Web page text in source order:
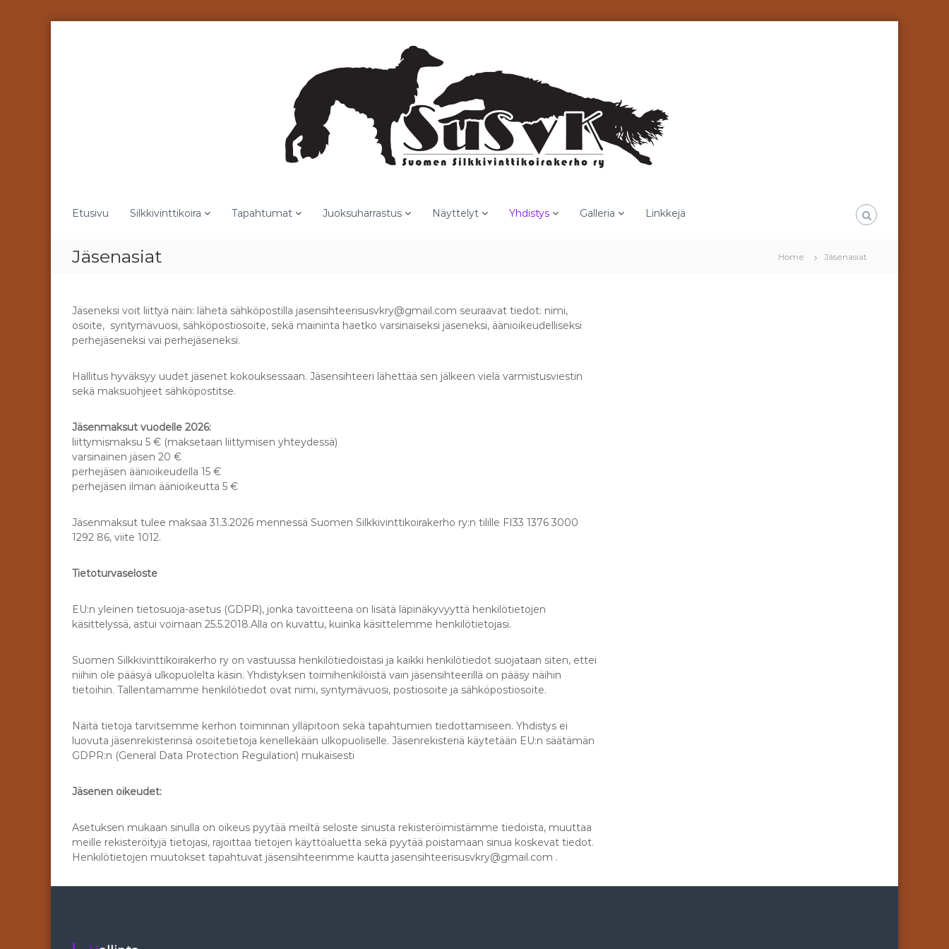
Etusivu Silkkivinttikoira Tapahtumat Juoksuharrastus Näyttelyt Yhdistys Galleria Linkkejä
Jäsenasiat Home Jäsenasiat
Jäseneksi voit liittyä näin: lähetä sähköpostilla jasensihteerisusvkry@gmail.com seuraavat tiedot: nimi,
osoite, syntymävuosi, sähköpostiosoite, sekä maininta haetko varsinaiseksi jäseneksi, äänioikeudelliseksi
perhejäseneksi vai perhejäseneksi.
Hallitus hyväksyy uudet jäsenet kokouksessaan. Jäsensihteeri lähettää sen jälkeen vielä varmistusviestin
sekä maksuohjeet sähköpostitse.
Jäsenmaksut vuodelle 2026:
liittymismaksu 5 € (maksetaan liittymisen yhteydessä)
varsinainen jäsen 20 €
perhejäsen äänioikeudella 15 €
perhejäsen ilman äänioikeutta 5 €
Jäsenmaksut tulee maksaa 31.3.2026 mennessä Suomen Silkkivinttikoirakerho ry:n tilille FI33 1376 3000
1292 86, viite 1012.
Tietoturvaseloste
EU:n yleinen tietosuoja-asetus (GDPR), jonka tavoitteena on lisätä läpinäkyvyyttä henkilötietojen
käsittelyssä, astui voimaan 25.5.2018.Alla on kuvattu, kuinka käsittelemme henkilötietojasi.
Suomen Silkkivinttikoirakerho ry on vastuussa henkilötiedoistasi ja kaikki henkilötiedot suojataan siten, ettei
niihin ole pääsyä ulkopuolelta käsin. Yhdistyksen toimihenkilöistä vain jäsensihteerillä on pääsy näihin
tietoihin. Tallentamamme henkilötiedot ovat nimi, syntymävuosi, postiosoite ja sähköpostiosoite.
Näitä tietoja tarvitsemme kerhon toiminnan ylläpitoon sekä tapahtumien tiedottamiseen. Yhdistys ei
luovuta jäsenrekisterinsä osoitetietoja kenellekään ulkopuoliselle. Jäsenrekisteriä käytetään EU:n säätämän
GDPR:n (General Data Protection Regulation) mukaisesti
Jäsenen oikeudet:
Asetuksen mukaan sinulla on oikeus pyytää meiltä seloste sinusta rekisteröimistämme tiedoista, muuttaa
meille rekisteröityjä tietojasi, rajoittaa tietojen käyttöaluetta sekä pyytää poistamaan sinua koskevat tiedot.
Henkilötietojen muutokset tapahtuvat jäsensihteerimme kautta jasensihteerisusvkry@gmail.com .